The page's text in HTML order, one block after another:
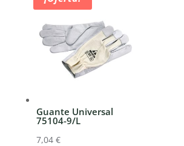
Guante Universal
75104-9/L
7,04 €